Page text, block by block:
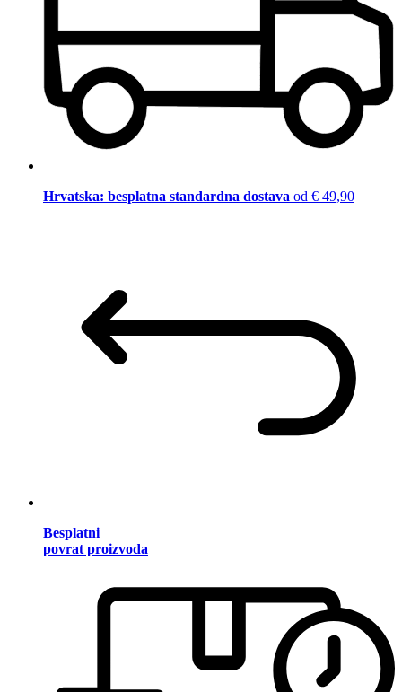
Hrvatska: besplatna standardna dostava od € 49,90
Besplatni
povrat proizvoda